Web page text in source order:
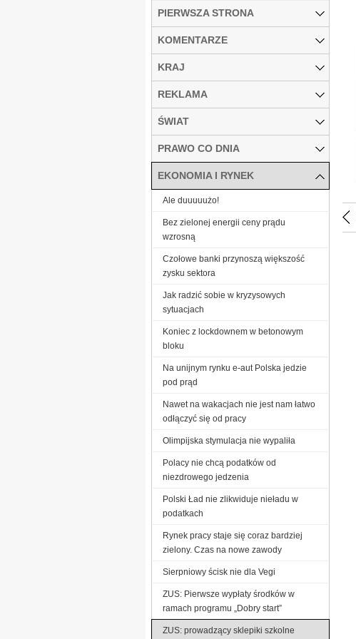
PIERWSZA STRONA
KOMENTARZE
KRAJ
REKLAMA
ŚWIAT
PRAWO CO DNIA
EKONOMIA I RYNEK
Ale duuuuużo!
Bez zielonej energii ceny prądu
wzrosną
Czołowe banki przynoszą większość
zysku sektora
Jak radzić sobie w kryzysowych
sytuacjach
Koniec z lockdownem w betonowym
bloku
Na unijnym rynku e-aut Polska jedzie
pod prąd
Nawet na wakacjach nie jest nam łatwo
odłączyć się od pracy
Olimpijska stymulacja nie wypaliła
Polacy nie chcą podatków od
niezdrowego jedzenia
Polski Ład nie zlikwiduje nieładu w
podatkach
Rynek pracy staje się coraz bardziej
zielony. Czas na nowe zawody
Sierpniowy ścisk nie dla Vegi
ZUS: Pierwsze wypłaty środków w
ramach programu „Dobry start”
ZUS: prowadzący sklepiki szkolne